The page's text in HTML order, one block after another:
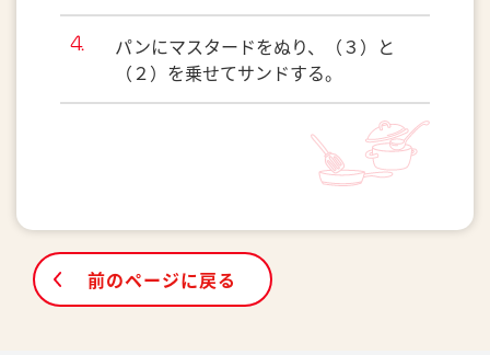
パンにマスタードをぬり、（３）と
（２）を乗せてサンドする。
前のページに戻る